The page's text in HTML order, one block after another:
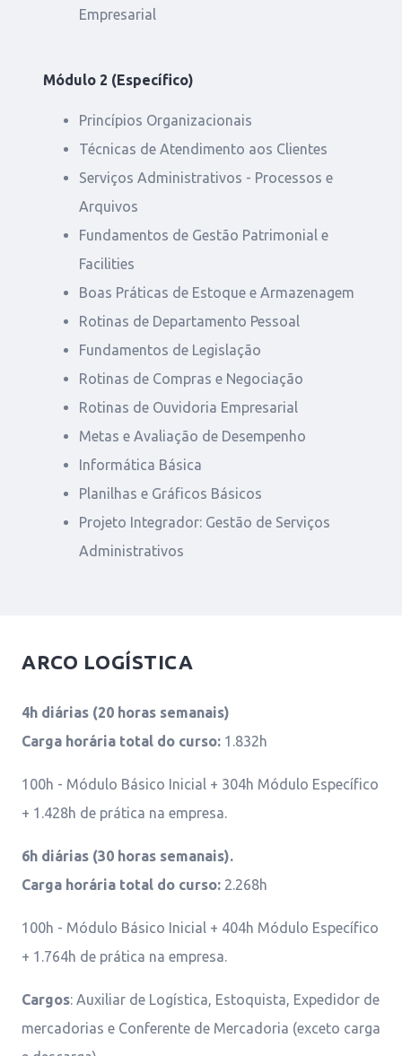
Empresarial
Módulo 2 (Específico)
Princípios Organizacionais
Técnicas de Atendimento aos Clientes
Serviços Administrativos - Processos e
Arquivos
Fundamentos de Gestão Patrimonial e
Facilities
Boas Práticas de Estoque e Armazenagem
Rotinas de Departamento Pessoal
Fundamentos de Legislação
Rotinas de Compras e Negociação
Rotinas de Ouvidoria Empresarial
Metas e Avaliação de Desempenho
Informática Básica
Planilhas e Gráficos Básicos
Projeto Integrador: Gestão de Serviços
Administrativos
ARCO LOGÍSTICA
4h diárias (20 horas semanais)
Carga horária total do curso: 1.832h
100h - Módulo Básico Inicial + 304h Módulo Específico
+ 1.428h de prática na empresa.
6h diárias (30 horas semanais).
Carga horária total do curso: 2.268h
100h - Módulo Básico Inicial + 404h Módulo Específico
+ 1.764h de prática na empresa.
Cargos: Auxiliar de Logística, Estoquista, Expedidor de
mercadorias e Conferente de Mercadoria (exceto carga